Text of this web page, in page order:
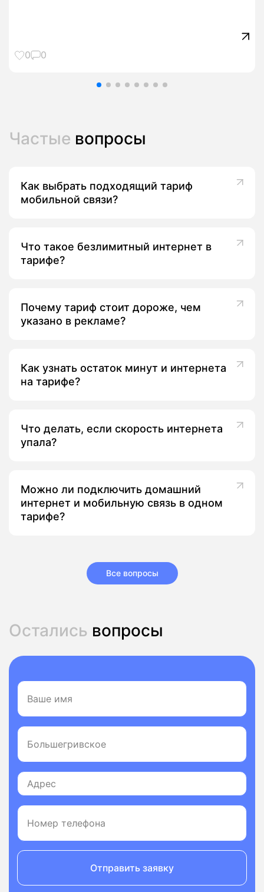
0 0
Частые вопросы
Как выбрать подходящий тариф
мобильной связи?
Что такое безлимитный интернет в
тарифе?
Почему тариф стоит дороже, чем
указано в рекламе?
Как узнать остаток минут и интернета
на тарифе?
Что делать, если скорость интернета
упала?
Можно ли подключить домашний
интернет и мобильную связь в одном
тарифе?
Все вопросы
Остались вопросы
Отправить заявку